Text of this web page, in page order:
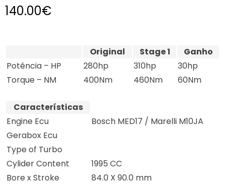
140.00€
Original Stage 1
Ganho
Potência – HP
280hp 310hp
30hp
Torque – NM
400Nm 460Nm 60Nm
Características
Engine Ecu
Bosch MED17 / Marelli M10JA
Gerabox Ecu
Type of Turbo
Cylider Content
1995 CC
Bore x Stroke
84.0 X 90.0 mm